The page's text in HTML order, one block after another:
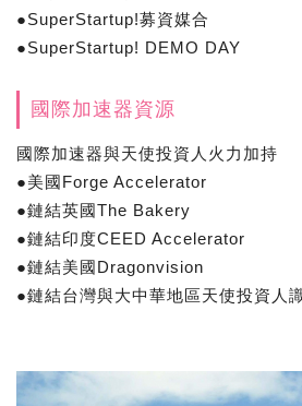
●SuperStartup!募資媒合
●SuperStartup! DEMO DAY
國際加速器資源
國際加速器與天使投資人火力加持
●美國Forge Accelerator
●鏈結英國The Bakery
●鏈結印度CEED Accelerator
●鏈結美國Dragonvision
●鏈結台灣與大中華地區天使投資人